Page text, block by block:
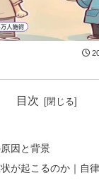
目次
因と背景
が起こるのか｜自